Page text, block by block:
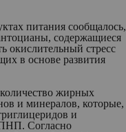
питания сообщалось,
содержащиеся
окислительный стресс
в основе развития
жирных
и минералов, которые,
и
Согласно